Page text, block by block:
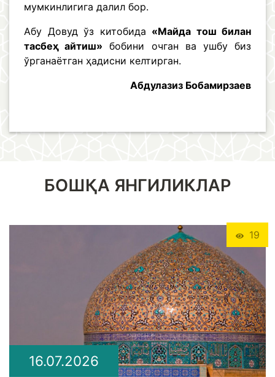
мумкинлигига далил бор.
Абу Довуд ўз китобида «Майда тош билан
тасбеҳ айтиш» бобини очган ва ушбу биз
ўрганаётган ҳадисни келтирган.
Абдулазиз Бобамирзаев
БОШҚА ЯНГИЛИКЛАР
19
16.07.2026